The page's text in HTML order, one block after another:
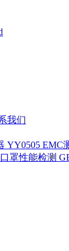
我们
YY0505 EMC
罩性能检测